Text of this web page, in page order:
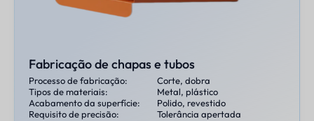
Fabricação de chapas e tubos
Processo de fabricação:
Corte, dobra
Tipos de materiais:
Metal, plástico
Acabamento da superfície:
Polido, revestido
Requisito de precisão:
Tolerância apertada